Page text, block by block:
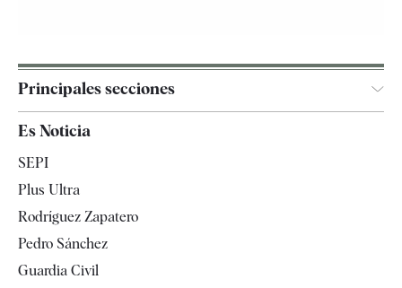
Principales secciones
España
Televisión
Es Noticia
SEPI
Plus Ultra
Rodríguez Zapatero
Pedro Sánchez
Guardia Civil